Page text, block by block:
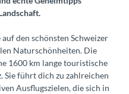
|CC-BY-SA
den schönsten Schweizer
Naturschönheiten. Die
1600 km lange touristische
Sie führt dich zu zahlreichen
Ausflugszielen, die sich in